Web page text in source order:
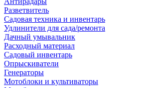
Разветвитель
Садовая техника и инвентарь
Удлинители для сада/ремонта
Дачный умывальник
Расходный материал
Садовый инвентарь
Опрыскиватели
Генераторы
Мотоблоки и культиваторы